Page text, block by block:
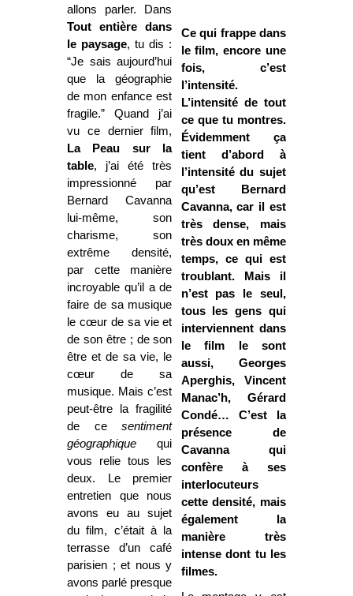
allons parler. Dans
Tout entière dans
le paysage, tu dis :
“Je sais aujourd’hui
que la géographie
de mon enfance est
fragile.” Quand j’ai
vu ce dernier film,
La Peau sur la
table, j’ai été très
impressionné par
Bernard Cavanna
lui-même, son
charisme, son
extrême densité,
par cette manière
incroyable qu’il a de
faire de sa musique
le cœur de sa vie et
de son être ; de son
être et de sa vie, le
cœur de sa
musique. Mais c’est
peut-être la fragilité
de cesentiment
géographique qui
vous relie tous les
deux. Le premier
entretien que nous
avons eu au sujet
du film, c’était à la
terrasse d’un café
parisien ; et nous y
avons parlé presque
Ce qui frappe dans
le film, encore une
fois, c’est
l’intensité.
L’intensité de tout
ce que tu montres.
Évidemment ça
tient d’abord à
l’intensité du sujet
qu’est Bernard
Cavanna, car il est
très dense, mais
très doux en même
temps, ce qui est
troublant. Mais il
n’est pas le seul,
tous les gens qui
interviennent dans
le film le sont
aussi, Georges
Aperghis, Vincent
Manac’h, Gérard
Condé… C’est la
présence de
Cavanna qui
confère à ses
interlocuteurs
cette densité, mais
également la
manière très
intense dont tu les
filmes.